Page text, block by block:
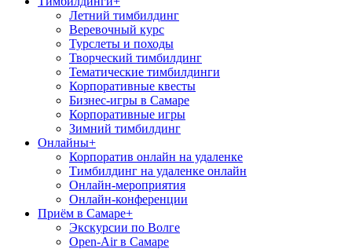
Летний тимбилдинг
Веревочный курс
Турслеты и походы
Творческий тимбилдинг
Тематические тимбилдинги
Корпоративные квесты
Бизнес-игры в Самаре
Корпоративные игры
Зимний тимбилдинг
Онлайны+
Корпоратив онлайн на удаленке
Тимбилдинг на удаленке онлайн
Онлайн-мероприятия
Онлайн-конференции
Приём в Самаре+
Экскурсии по Волге
Open-Air в Самаре